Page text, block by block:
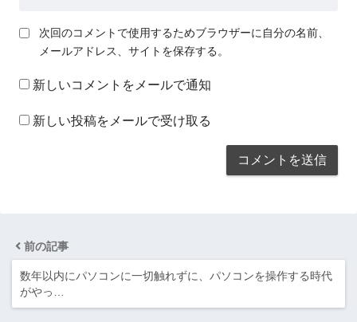
次回のコメントで使用するためブラウザーに自分の名前、
メールアドレス、サイトを保存する。
新しいコメントをメールで通知
新しい投稿をメールで受け取る
前の記事
数年以内にパソコンに一切触れずに、パソコンを操作する時代
がやっ…